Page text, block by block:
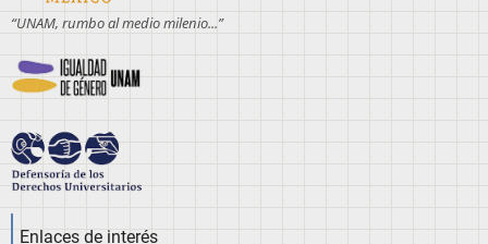
“UNAM, rumbo al medio milenio...”
Enlaces de interés